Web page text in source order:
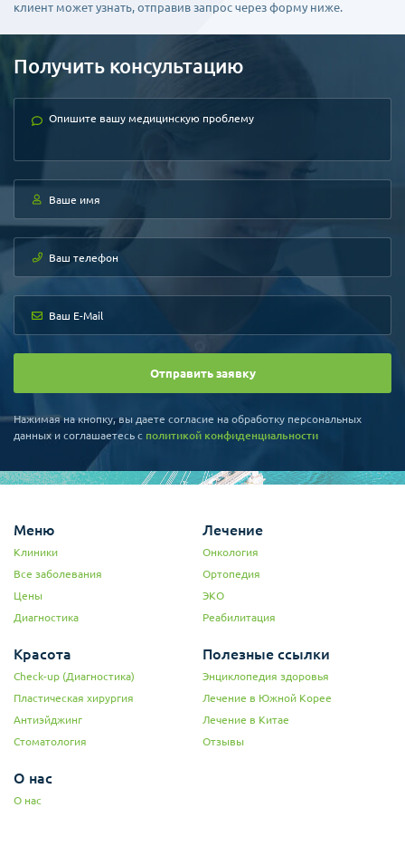
клиент может узнать, отправив запрос через форму ниже.
Получить консультацию
Отправить заявку
Нажимая на кнопку, вы даете согласие на обработку персональных
данных и соглашаетесь c политикой конфиденциальности
Меню
Клиники
Все заболевания
Цены
Диагностика
Лечение
Онкология
Ортопедия
ЭКО
Реабилитация
Красота
Check-up (Диагностика)
Пластическая хирургия
Антиэйджинг
Стоматология
Полезные ссылки
Энциклопедия здоровья
Лечение в Южной Корее
Лечение в Китае
Отзывы
О нас
О нас